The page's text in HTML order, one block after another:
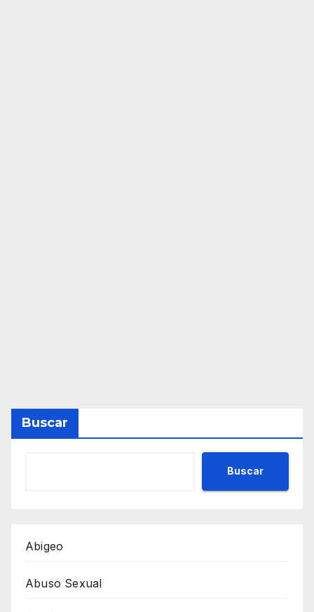
Buscar
Buscar
Abigeo
Abuso Sexual